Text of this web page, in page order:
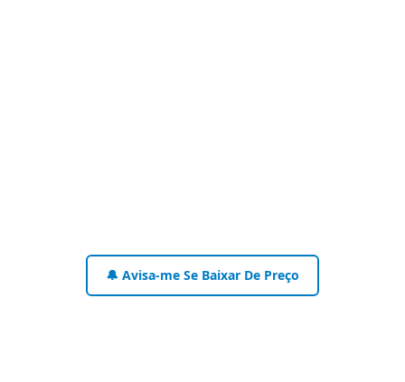
🔔 Avisa-me Se Baixar De Preço